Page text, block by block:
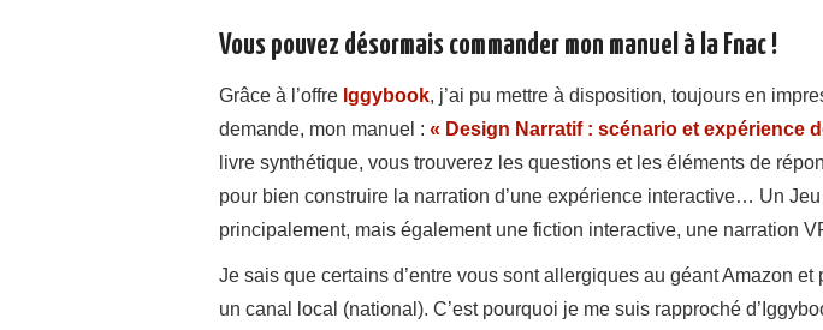
Vous pouvez désormais commander mon manuel à la Fnac !
Grâce à l’offre Iggybook, j’ai pu mettre à disposition, toujours en
demande, mon manuel : « Design Narratif : scénario et expérience
livre synthétique, vous trouverez les questions et les éléments de
pour bien construire la narration d’une expérience interactive… Un
principalement, mais également une fiction interactive, une narration
Je sais que certains d’entre vous sont allergiques au géant Amazon et
un canal local (national). C’est pourquoi je me suis rapproché